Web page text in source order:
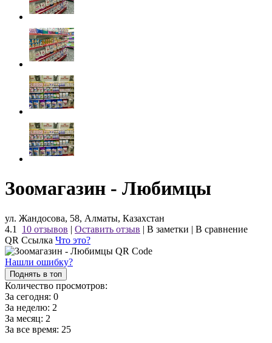
Зоомагазин - Любимцы
ул. Жандосова, 58, Алматы, Казахстан
4.1
10 отзывов | Оставить отзыв | В заметки | В сравнение
QR Ссылка Что это?
Нашли ошибку?
Поднять в топ
Количество просмотров:
За сегодня: 0
За неделю: 2
За месяц: 2
За все время: 25